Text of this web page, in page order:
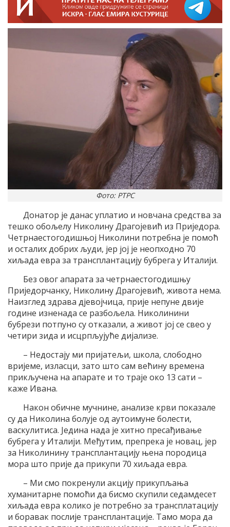
Фото: РТРС
Донатор је данас уплатио и новчана средства за
тешко обољелу Николину Драгојевић из Приједора.
Четрнаестогодишњој Николини потребна је помоћ
и осталих добрих људи, јер јој је неопходно 70
хиљада евра за трансплантацију бубрега у Италији.
Без овог апарата за четрнаестогодишњу
Приједорчанку, Николину Драгојевић, живота нема.
Наизглед здрава дјевојчица, прије непуне двије
године изненада се разбољела. Николинини
бубрези потпуно су отказали, а живот јој се свео у
четири зида и исцрпљујуће дијализе.
– Недостају ми пријатељи, школа, слободно
вријеме, изласци, зато што сам већину времена
прикључена на апарате и то траје око 13 сати –
каже Ивана.
Након обичне мучнине, анализе крви показале
су да Николина болује од аутоимуне болести,
васкулитиса. Једина нада је хитно пресађивање
бубрега у Италији. Међутим, препрека је новац, јер
за Николинину трансплантацију њена породица
мора што прије да прикупи 70 хиљада евра.
– Ми смо покренули акцију прикупљања
хуманитарне помоћи да бисмо скупили седамдесет
хиљада евра колико је потребно за трансплатацију
и боравак послије трансплантације. Тамо мора да